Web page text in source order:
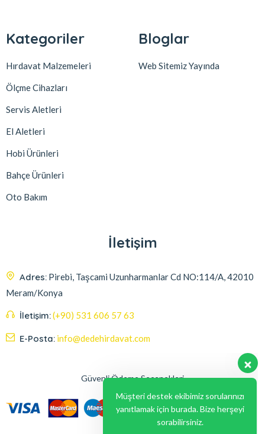
Kategoriler
Hırdavat Malzemeleri
Ölçme Cihazları
Servis Aletleri
El Aletleri
Hobi Ürünleri
Bahçe Ürünleri
Oto Bakım
Bloglar
Web Sitemiz Yayında
İletişim
Adres: Pirebi, Taşcami Uzunharmanlar Cd NO:114/A, 42010
Meram/Konya
İletişim:(+90) 531 606 57 63
E-Posta: info@dedehirdavat.com
Güvenli Ödeme Seçenekleri
yanıtlamak için burada. Bize herşeyi
sorabilirsiniz.